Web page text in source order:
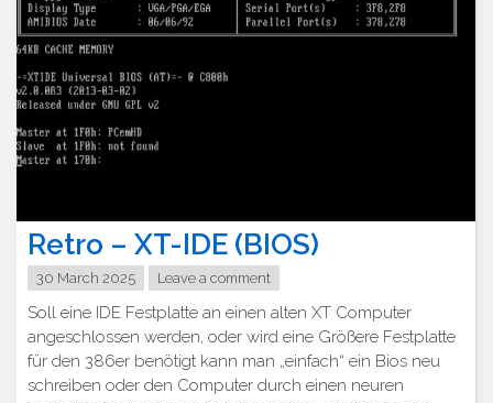
Retro – XT-IDE (BIOS)
30 March 2025 Leave a comment
Soll eine IDE Festplatte an einen alten XT Computer
angeschlossen werden, oder wird eine Größere Festplatte
für den 386er benötigt kann man „einfach“ ein Bios neu
schreiben oder den Computer durch einen neuren